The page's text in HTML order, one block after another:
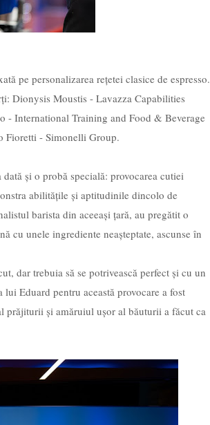
pe personalizarea rețetei clasice de espresso.
Dionysis Moustis - Lavazza Capabilities
- International Training and Food & Beverage
Fioretti - Simonelli Group.
și o probă specială: provocarea cutiei
abilitățile și aptitudinile dincolo de
barista din aceeași țară, au pregătit o
cu unele ingrediente neașteptate, ascunse în
dar trebuia să se potrivească perfect și cu un
Eduard pentru această provocare a fost
și amăruiul ușor al băuturii a făcut ca